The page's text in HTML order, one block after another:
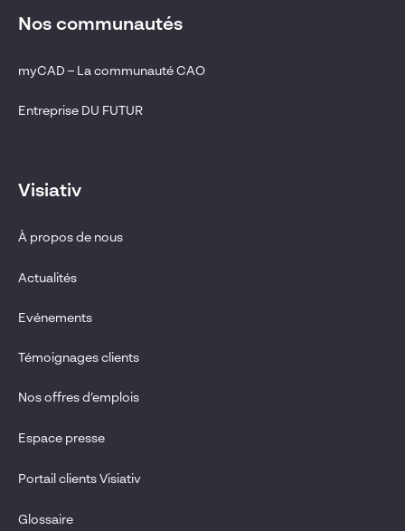
Nos communautés
myCAD – La communauté CAO
Entreprise DU FUTUR
Visiativ
À propos de nous
Actualités
Evénements
Témoignages clients
Nos offres d’emplois
Espace presse
Portail clients Visiativ
Glossaire